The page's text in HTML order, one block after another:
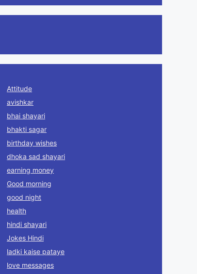
Attitude
avishkar
bhai shayari
bhakti sagar
birthday wishes
dhoka sad shayari
earning money
Good morning
good night
health
hindi shayari
Jokes Hindi
ladki kaise pataye
love messages